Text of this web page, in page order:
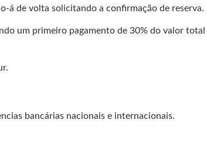
á de volta solicitando a confirmação de reserva.
um primeiro pagamento de 30% do valor total
bancárias nacionais e internacionais.